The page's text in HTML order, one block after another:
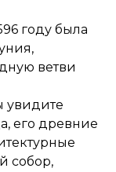
году была
ветви
увидите
его древние
собор,